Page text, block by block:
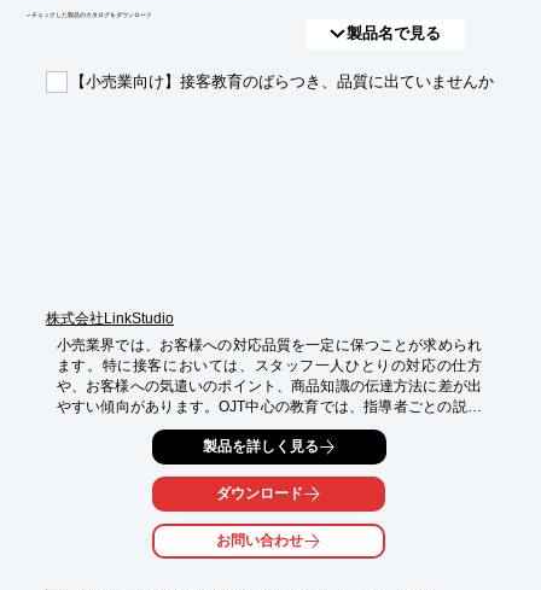
​▼チェックした製品のカタログをダウンロード
製品名で見る
【小売業向け】接客教育のばらつき、品質に出ていませんか
株式会社LinkStudio
小売業界では、お客様への対応品質を一定に保つことが求められ
ます。特に接客においては、スタッフ一人ひとりの対応の仕方
や、お客様への気遣いのポイント、商品知識の伝達方法に差が出
やすい傾向があります。OJT中心の教育では、指導者ごとの説明
のニュアンスや確認の深さが異なり、それがお客様へのサービス
品質のばらつきにつながる可能性があります。こうした教育のば
らつきを整理し、現場の接客教育を標準化していくことが、お客
様満足度向上に不可欠です。
【活用シーン】
・新人スタッフへの接客マナー研修
製品を詳しく見る
ダウンロード
お問い合わせ